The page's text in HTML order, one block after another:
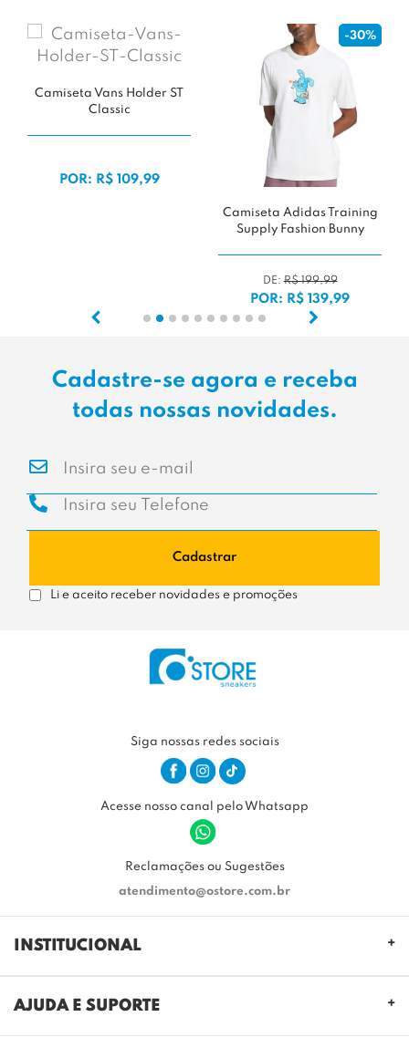
-30%
Camiseta Oversized
O'Store 'Preta'
POR: R$ 169,99
Cadastre-se agora e receba
todas nossas novidades.
Cadastrar
Li e aceito receber novidades e promoções
Siga nossas redes sociais
Acesse nosso canal pelo Whatsapp
Reclamações ou Sugestões
atendimento@ostore.com.br
INSTITUCIONAL
AJUDA E SUPORTE